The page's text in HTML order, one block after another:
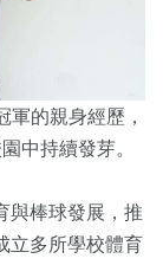
的親身經歷，
中持續發芽。
與棒球發展，推
立多所學校體育